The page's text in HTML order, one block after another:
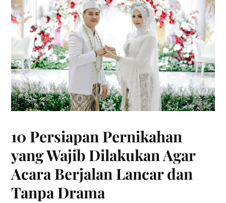
10 Persiapan Pernikahan
yang Wajib Dilakukan Agar
Acara Berjalan Lancar dan
Tanpa Drama